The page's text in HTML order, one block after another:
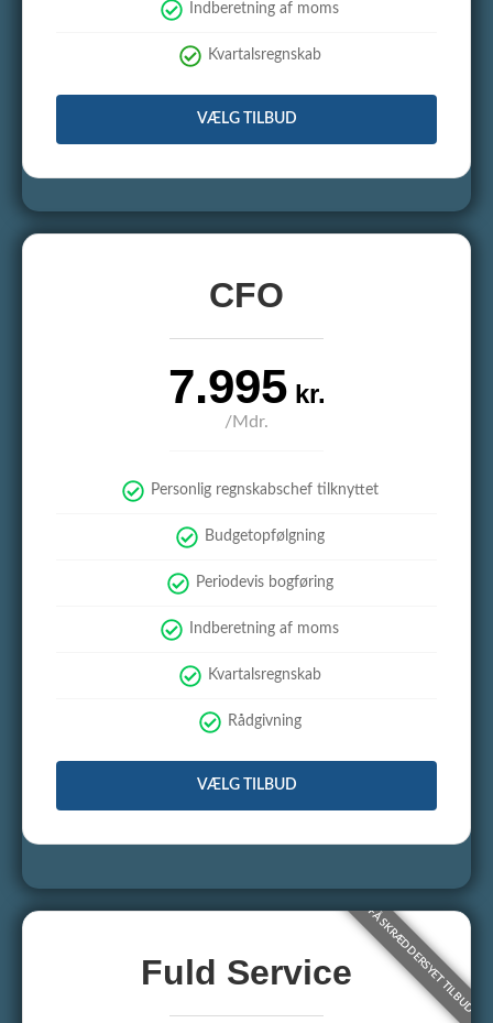
Indberetning af moms
Kvartalsregnskab
VÆLG TILBUD
CFO
7.995kr.
/Mdr.
Personlig regnskabschef tilknyttet
Budgetopfølgning
Periodevis bogføring
Indberetning af moms
Kvartalsregnskab
Rådgivning
VÆLG TILBUD
Fuld Service